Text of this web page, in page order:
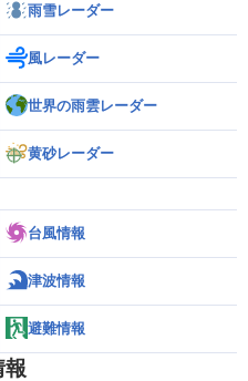
雨雪レーダー
風レーダー
世界の雨雲レーダー
黄砂レーダー
台風情報
津波情報
避難情報
報